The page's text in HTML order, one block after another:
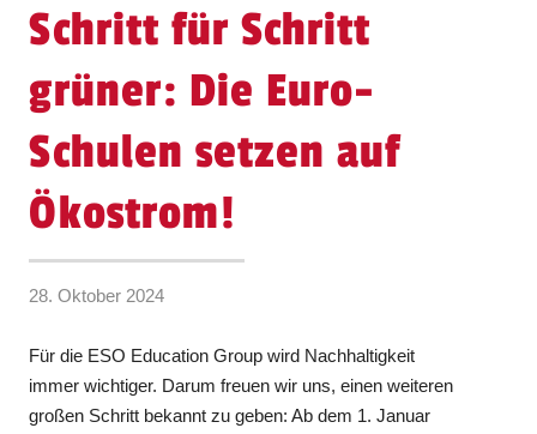
Schritt für Schritt
grüner: Die Euro-
Schulen setzen auf
Ökostrom!
28. Oktober 2024
Für die ESO Education Group wird Nachhaltigkeit
immer wichtiger. Darum freuen wir uns, einen weiteren
großen Schritt bekannt zu geben: Ab dem 1. Januar